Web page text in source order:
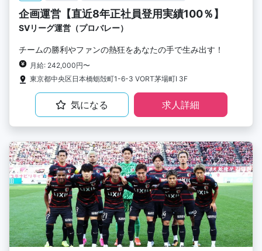
企画運営【直近8年正社員登用実績100％】
SVリーグ運営（プロバレー）
チームの勝利やファンの熱狂をあなたの手で生み出す！
月給: 242,000円〜
東京都中央区日本橋蛎殻町1-6-3 VORT茅場町I 3F
気になる 求人詳細